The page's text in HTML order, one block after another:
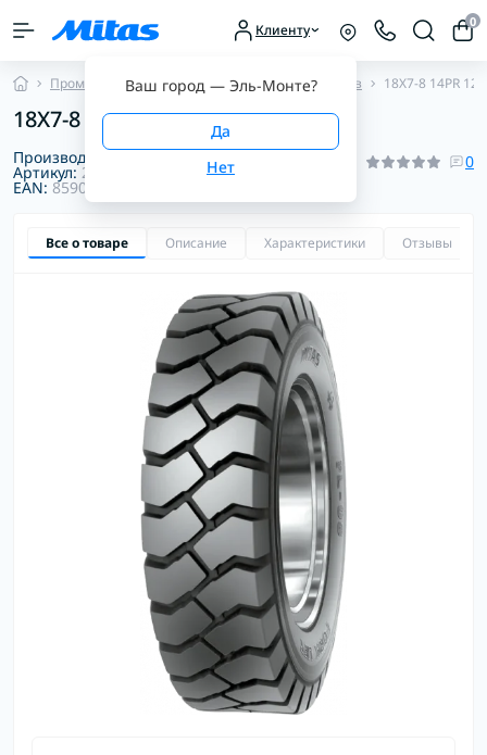
Клиенту
Ваш город — Эль-Монте?
0
Промышленные шины Шины для погрузчиков 18X7-8 14PR
18X7-8 14PR 121A5 FL-08 TT Mitas
Производитель:Mitas
Артикул:2000072218101
EAN: 8590341033130
0
Все о товаре Описание Характеристики Отзывы